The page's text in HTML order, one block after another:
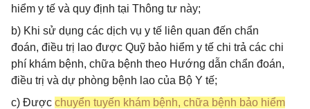
hiểm y tế và quy định tại Thông tư này;
b) Khi sử dụng các dịch vụ y tế liên quan đến chẩn
đoán, điều trị lao được Quỹ bảo hiểm y tế chi trả các chi
phí khám bệnh, chữa bệnh theo Hướng dẫn chẩn đoán,
điều trị và dự phòng bệnh lao của Bộ Y tế;
c) Được chuyển tuyến khám bệnh, chữa bệnh bảo hiểm